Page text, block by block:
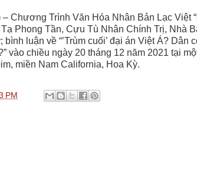
Chương Trình Văn Hóa Nhân Bản Lạc Việt
Phong Tần, Cựu Tù Nhân Chính Trị, Nhà
luận về “’Trùm cuối’ đại án Việt Á? Dân
vào chiều ngày 20 tháng 12 năm 2021 tại
miền Nam California, Hoa Kỳ.
PM